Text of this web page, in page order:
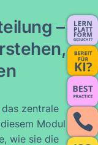
–
zentrale
Modul
wie sie die